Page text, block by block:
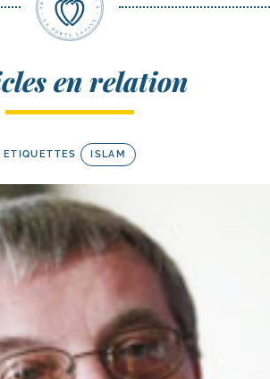
en relation
ETIQUETTES ISLAM